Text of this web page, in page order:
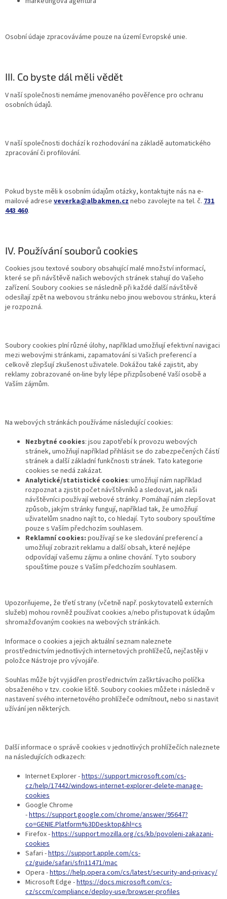
Osobní údaje zpracováváme pouze na území Evropské unie.
III. Co byste dál měli vědět
V naší společnosti nemáme jmenovaného pověřence pro ochranu
osobních údajů.
V naší společnosti dochází k rozhodování na základě automatického
zpracování či profilování.
Pokud byste měli k osobním údajům otázky, kontaktujte nás na e-
mailové adrese veverka@albakmen.cz nebo zavolejte na tel. č. 731
443 460.
IV. Používání souborů cookies
Cookies jsou textové soubory obsahující malé množství informací,
které se při návštěvě našich webových stránek stahují do Vašeho
zařízení. Soubory cookies se následně při každé další návštěvě
odesílají zpět na webovou stránku nebo jinou webovou stránku, která
je rozpozná.
Soubory cookies plní různé úlohy, například umožňují efektivní navigaci
mezi webovými stránkami, zapamatování si Vašich preferencí a
celkově zlepšují zkušenost uživatele. Dokážou také zajistit, aby
reklamy zobrazované on-line byly lépe přizpůsobené Vaší osobě a
Vaším zájmům.
Na webových stránkách používáme následující cookies:
Nezbytné cookies: jsou zapotřebí k provozu webových
stránek, umožňují například přihlásit se do zabezpečených částí
stránek a další základní funkčnosti stránek. Tato kategorie
cookies se nedá zakázat.
Analytické/statistické cookies: umožňují nám například
rozpoznat a zjistit počet návštěvníků a sledovat, jak naši
návštěvníci používají webové stránky. Pomáhají nám zlepšovat
způsob, jakým stránky fungují, například tak, že umožňují
uživatelům snadno najít to, co hledají. Tyto soubory spouštíme
pouze s Vaším předchozím souhlasem.
Reklamní cookies: používají se ke sledování preferencí a
umožňují zobrazit reklamu a další obsah, které nejlépe
odpovídají vašemu zájmu a online chování. Tyto soubory
spouštíme pouze s Vaším předchozím souhlasem.
Upozorňujeme, že třetí strany (včetně např. poskytovatelů externích
služeb) mohou rovněž používat cookies a/nebo přistupovat k údajům
shromažďovaným cookies na webových stránkách.
Informace o cookies a jejich aktuální seznam naleznete
prostřednictvím jednotlivých internetových prohlížečů, nejčastěji v
položce Nástroje pro vývojáře.
Souhlas může být vyjádřen prostřednictvím zaškrtávacího políčka
obsaženého v tzv. cookie liště. Soubory cookies můžete i následně v
nastavení svého internetového prohlížeče odmítnout, nebo si nastavit
užívání jen některých.
Další informace o správě cookies v jednotlivých prohlížečích naleznete
na následujících odkazech:
Internet Explorer -https://support.microsoft.com/cs-
cz/help/17442/windows-internet-explorer-delete-manage-
cookies
Google Chrome
-https://support.google.com/chrome/answer/95647?
co=GENIE.Platform%3DDesktop&hl=cs
Firefox -https://support.mozilla.org/cs/kb/povoleni-zakazani-
cookies
Safari -https://support.apple.com/cs-
cz/guide/safari/sfri11471/mac
Opera -https://help.opera.com/cs/latest/security-and-privacy/
Microsoft Edge -https://docs.microsoft.com/cs-
cz/sccm/compliance/deploy-use/browser-profiles